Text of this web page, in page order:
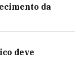
da
deve